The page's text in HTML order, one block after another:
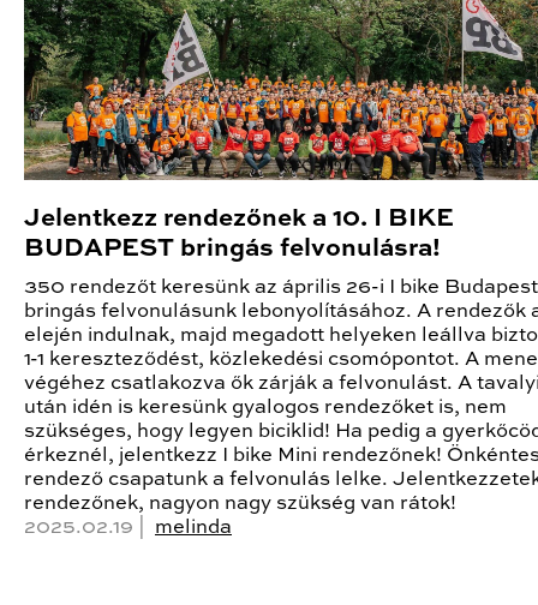
Jelentkezz rendezőnek a 10. I BIKE
BUDAPEST bringás felvonulásra!
350 rendezőt keresünk az április 26-i I bike Budapest
bringás felvonulásunk lebonyolításához. A rendezők
elején indulnak, majd megadott helyeken leállva
1-1 kereszteződést, közlekedési csomópontot. A
végéhez csatlakozva ők zárják a felvonulást. A
után idén is keresünk gyalogos rendezőket is, nem
szükséges, hogy legyen biciklid! Ha pedig a
érkeznél, jelentkezz I bike Mini rendezőnek!
rendező csapatunk a felvonulás lelke.
rendezőnek, nagyon nagy szükség van rátok!
2025.02.19 | melinda